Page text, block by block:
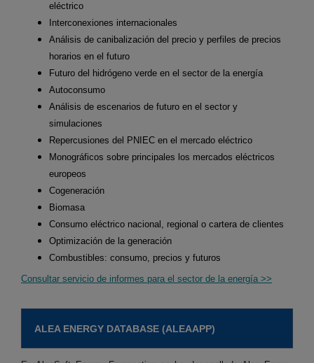
eléctrico
Interconexiones internacionales
Análisis de canibalización del precio y perfiles de precios
horarios en el futuro
Futuro del hidrógeno verde en el sector de la energía
Autoconsumo
Análisis de escenarios de futuro en el sector y
simulaciones
Repercusiones del PNIEC en el mercado eléctrico
Monográficos sobre principales los mercados eléctricos
europeos
Cogeneración
Biomasa
Consumo eléctrico nacional, regional o cartera de clientes
Optimización de la generación
Combustibles: consumo, precios y futuros
Consultar servicio de informes para el sector de la energía >>
ALEA ENERGY DATABASE (ALEAAPP)